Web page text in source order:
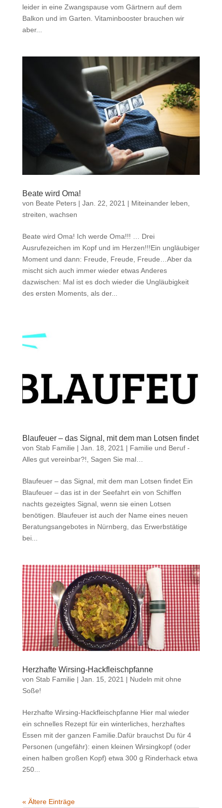
leider in eine Zwangspause vom Gärtnern auf dem
Balkon und im Garten. Vitaminbooster brauchen wir
aber...
Beate wird Oma!
von Beate Peters| Jan. 22, 2021 | Miteinander leben,
streiten, wachsen
Beate wird Oma! Ich werde Oma!!! … Drei
Ausrufezeichen im Kopf und im Herzen!!!Ein ungläubiger
Moment und dann: Freude, Freude, Freude…Aber da
mischt sich auch immer wieder etwas Anderes
dazwischen: Mal ist es doch wieder die Ungläubigkeit
des ersten Moments, als der...
Blaufeuer – das Signal, mit dem man Lotsen findet
von Stab Familie | Jan. 18, 2021 | Familie und Beruf -
Alles gut vereinbar?!
Sagen Sie mal…
Blaufeuer – das Signal, mit dem man Lotsen findet Ein
Blaufeuer – das ist in der Seefahrt ein von Schiffen
nachts gezeigtes Signal, wenn sie einen Lotsen
benötigen. Blaufeuer ist auch der Name eines neuen
Beratungsangebotes in Nürnberg, das Erwerbstätige
bei...
Herzhafte Wirsing-Hackfleischpfanne
von Stab Familie | Jan. 15, 2021 | Nudeln mit ohne
Soße!
Herzhafte Wirsing-Hackfleischpfanne Hier mal wieder
ein schnelles Rezept für ein winterliches, herzhaftes
Essen mit der ganzen Familie.Dafür brauchst Du für 4
Personen (ungefähr): einen kleinen Wirsingkopf (oder
einen halben großen Kopf) etwa 300 g Rinderhack etwa
250...
« Ältere Einträge